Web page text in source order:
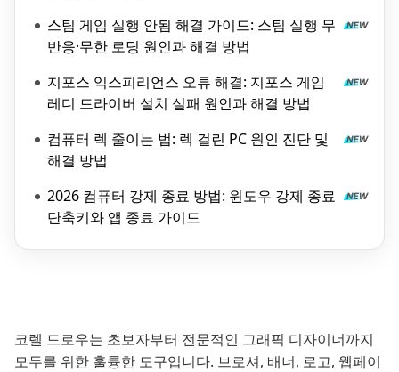
스팀 게임 실행 안됨 해결 가이드: 스팀 실행 무
반응·무한 로딩 원인과 해결 방법
지포스 익스피리언스 오류 해결: 지포스 게임
레디 드라이버 설치 실패 원인과 해결 방법
컴퓨터 렉 줄이는 법: 렉 걸린 PC 원인 진단 및
해결 방법
2026 컴퓨터 강제 종료 방법: 윈도우 강제 종료
단축키와 앱 종료 가이드
코렐 드로우는 초보자부터 전문적인 그래픽 디자이너까지
모두를 위한 훌륭한 도구입니다. 브로셔, 배너, 로고, 웹페이